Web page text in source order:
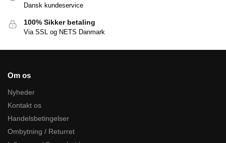
Dansk kundeservice
100% Sikker betaling
Via SSL og NETS Danmark
Om os
Nyheder
Kontakt os
Handelsbetingelser
Ombytning / Returret